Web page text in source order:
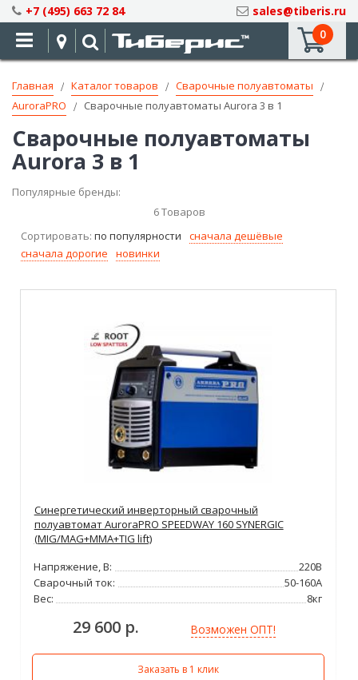
Skip
to
Content
+7 (495) 663 72 84
sales@tiberis.ru
0
Главная Каталог товаров
Сварочные полуавтоматы
AuroraPRO
Сварочные полуавтоматы Aurora 3 в 1
Сварочные полуавтоматы
Aurora 3 в 1
Популярные бренды:
6Товаров
Сортировать: по популярности
сначала дешёвые
сначала дорогие
новинки
Синергетический инверторный сварочный
полуавтомат AuroraPRO SPEEDWAY 160 SYNERGIC
(MIG/MAG+MMA+TIG lift)
Напряжение, В:
220В
Сварочный ток:
50-160А
Вес:
8кг
29 600 р. Возможен ОПТ!
Заказать в 1 клик